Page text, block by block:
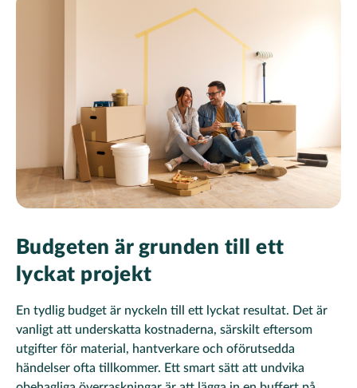
Budgeten är grunden till ett
lyckat projekt
En tydlig budget är nyckeln till ett lyckat resultat. Det är
vanligt att underskatta kostnaderna, särskilt eftersom
utgifter för material, hantverkare och oförutsedda
händelser ofta tillkommer. Ett smart sätt att undvika